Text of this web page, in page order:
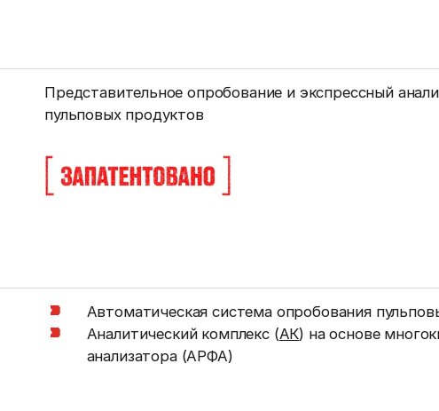
Представительное опробование и экспрессный
пульповых продуктов
Автоматическая система опробования
Аналитический комплекс (АК) на основе
анализатора (АРФА)